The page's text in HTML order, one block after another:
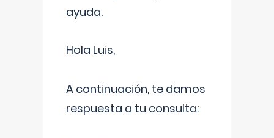
ayuda.
Hola Luis,
A continuación, te damos
respuesta a tu consulta: